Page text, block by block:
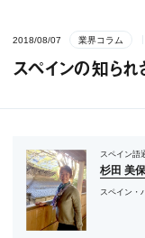
2018/08/07 業界コラム
スペインの知ら
スペイン語
杉田 美
スペイン・